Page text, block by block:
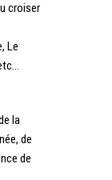
croiser
Le
la
de
de